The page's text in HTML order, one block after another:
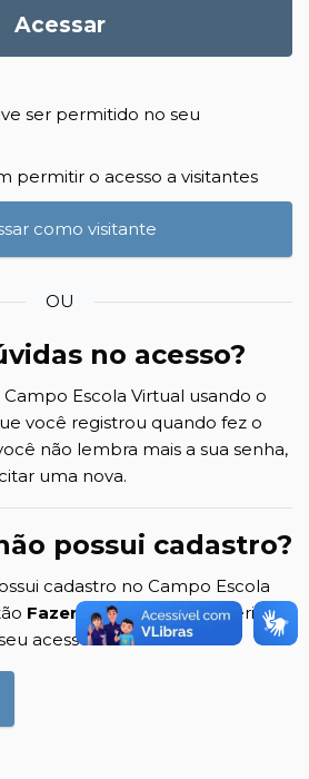
Acessar
ser permitido no seu
permitir o acesso a visitantes
como visitante
OU
no acesso?
Escola Virtual usando o
você registrou quando fez o
não lembra mais a sua senha,
uma nova.
possui cadastro?
cadastro no Campo Escola
Fazer cadastropara inserir
acesso ao site.